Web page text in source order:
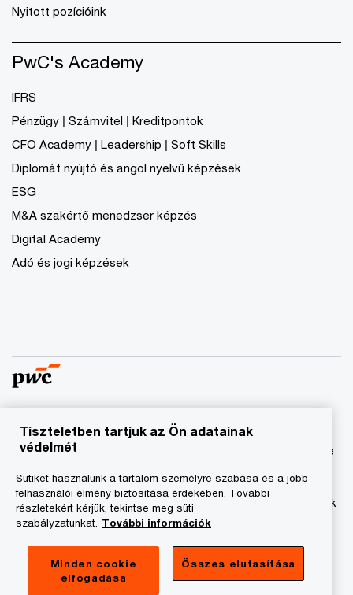
Nyitott pozícióink
PwC's Academy
IFRS
Pénzügy | Számvitel | Kreditpontok
CFO Academy | Leadership | Soft Skills
Diplomát nyújtó és angol nyelvű képzések
ESG
M&A szakértő menedzser képzés
Digital Academy
Adó és jogi képzések
© 2023 - 2026 PwC. Minden jog fenntartva. A „PwC”
kifejezés a PricewaterhouseCoopers Könyvvizsgáló Kft.-re
amelyek az önálló és független jogi személyekből álló
PricewaterhouseCoopers International Limited hálózatának
tagja.
Adatkezelési tájékoztató
Cookie tájékoztató
Tiszteletben tartjuk az Ön adatainak
védelmét
Sütiket használunk a tartalom személyre szabása és a jobb
felhasználói élmény biztosítása érdekében. További
részletekért kérjük, tekintse meg süti
szabályzatunkat. További információk
Minden cookie
elfogadása
Összes elutasítása